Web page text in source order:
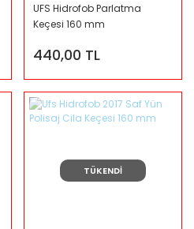
UFS Hidrofob Parlatma
Keçesi 160 mm
440,00 TL
TÜKENDİ